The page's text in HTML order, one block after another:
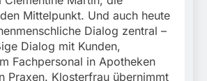
Mittelpunkt. Und auch heute
Dialog zentral –
Dialog mit Kunden,
Fachpersonal in Apotheken
Praxen. Klosterfrau übernimmt